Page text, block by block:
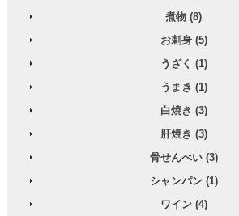
煮物 (8)
お刺身 (5)
うざく (1)
うまき (1)
白焼き (3)
肝焼き (3)
骨せんべい (3)
シャンパン (1)
ワイン (4)